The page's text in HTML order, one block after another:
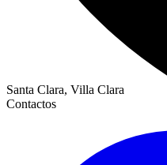
Santa Clara, Villa Clara
Contactos